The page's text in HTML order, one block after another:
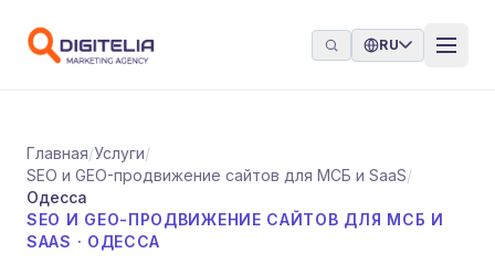
RU
Главная/Услуги/
SEO и GEO-продвижение сайтов для МСБ и SaaS/
Одесса
SEO И GEO-ПРОДВИЖЕНИЕ САЙТОВ ДЛЯ МСБ И
SAAS · ОДЕССА